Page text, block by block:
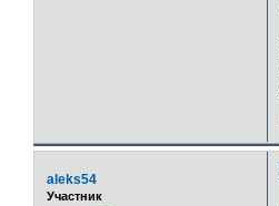
aleks54
Участник